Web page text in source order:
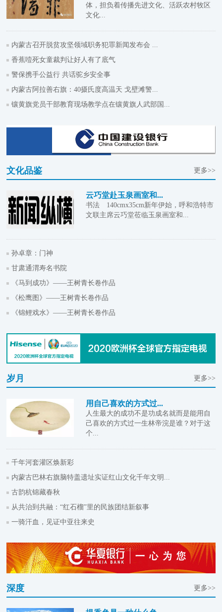
体，担负着传播先进文化、活跃农村牧区
文化...
内蒙古召开脱贫攻坚领域职务犯罪新闻发布会 ...
香蕉噎死女童裁判让好人有了底气
警保携手公益行 共话驼乡安全事
内蒙古阿拉善右旗：40摄氏度高温天 戈壁滩警...
镶黄旗党员干部教育现场教学点在镶黄旗人武部国...
文化品鉴 更多>>
云巧堂赴玉泉画室和...
书法 140cmx35cm新年伊始，呼和浩特市
文联主席云巧堂莅临玉泉画室和...
孙卓章：门神
甘肃通渭寿名书院
《马到成功》——王树青长卷作品
《松鹰图》——王树青长卷作品
《锦鲤戏水》——王树青长卷作品
岁月 更多>>
用自己喜欢的方式过...
人生最大的成功不是功成名就而是能用自
己喜欢的方式过一生林帝浣是谁？对于这
个...
千年河套灌区焕新彩
内蒙古巴林右旗脑特盖遗址实证红山文化千年文明...
古韵杭锦藏春秋
从共治到共融：“红石榴”里的民族团结新叙事
一骑汗血，见证中亚往来史
深度 更多>>